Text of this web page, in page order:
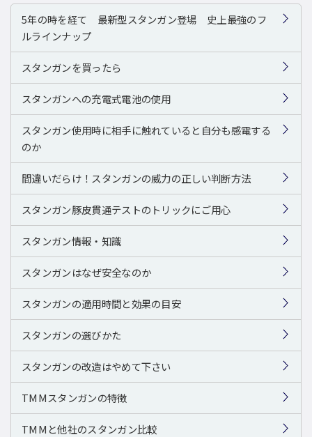
5年の時を経て 最新型スタンガン登場 史上最強のフ
ルラインナップ
スタンガンを買ったら
スタンガンへの充電式電池の使用
スタンガン使用時に相手に触れていると自分も感電する
のか
間違いだらけ！スタンガンの威力の正しい判断方法
スタンガン豚皮貫通テストのトリックにご用心
スタンガン情報・知識
スタンガンはなぜ安全なのか
スタンガンの適用時間と効果の目安
スタンガンの選びかた
スタンガンの改造はやめて下さい
TMMスタンガンの特徴
TMMと他社のスタンガン比較